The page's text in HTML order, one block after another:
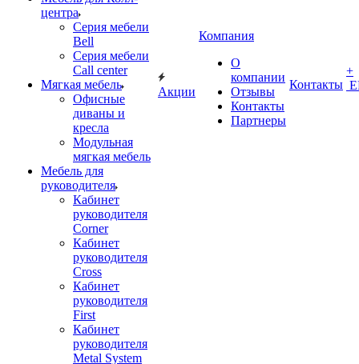
центра
Серия мебели
Bell
Серия мебели
Call center
Мягкая мебель
Офисные
диваны и
кресла
Модульная
мягкая мебель
Мебель для
руководителя
Кабинет
руководителя
Corner
Кабинет
руководителя
Cross
Кабинет
руководителя
First
Кабинет
руководителя
Metal System
Акции
Компания
О
компании
Отзывы
Контакты
Партнеры
Контакты
+